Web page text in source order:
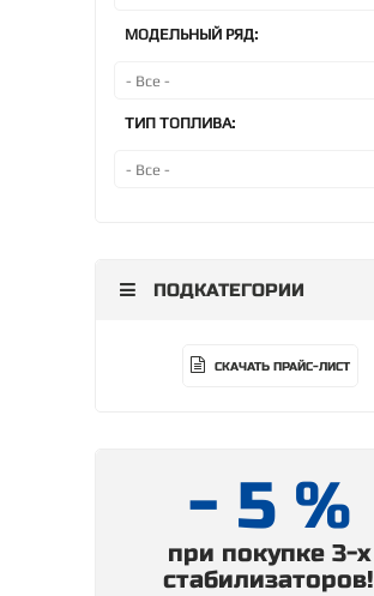
МОДЕЛЬНЫЙ РЯД:
ТИП ТОПЛИВА:
ПОДКАТЕГОРИИ
СКАЧАТЬ ПРАЙС-ЛИСТ
- 5 %
при покупке 3-х
стабилизаторов!